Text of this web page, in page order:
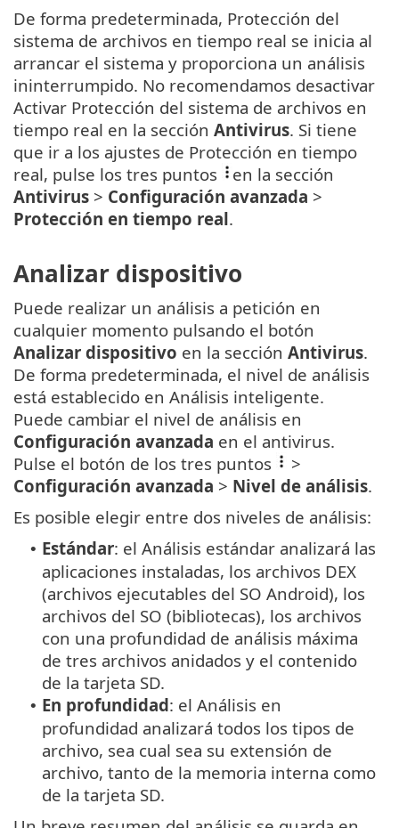
De forma predeterminada, Protección del
sistema de archivos en tiempo real se inicia al
arrancar el sistema y proporciona un análisis
ininterrumpido. No recomendamos desactivar
Activar Protección del sistema de archivos en
tiempo real en la sección Antivirus. Si tiene
que ir a los ajustes de Protección en tiempo
real, pulse los tres puntos
en la sección
Antivirus > Configuración avanzada >
Protección en tiempo real.
Analizar dispositivo
Puede realizar un análisis a petición en
cualquier momento pulsando el botón
Analizar dispositivo en la sección Antivirus.
De forma predeterminada, el nivel de análisis
está establecido en Análisis inteligente.
Puede cambiar el nivel de análisis en
Configuración avanzada en el antivirus.
Pulse el botón de los tres puntos
>
Configuración avanzada > Nivel de análisis.
Es posible elegir entre dos niveles de análisis:
• Estándar: el Análisis estándar analizará las
aplicaciones instaladas, los archivos DEX
(archivos ejecutables del SO Android), los
archivos del SO (bibliotecas), los archivos
con una profundidad de análisis máxima
de tres archivos anidados y el contenido
de la tarjeta SD.
• En profundidad: el Análisis en
profundidad analizará todos los tipos de
archivo, sea cual sea su extensión de
archivo, tanto de la memoria interna como
de la tarjeta SD.